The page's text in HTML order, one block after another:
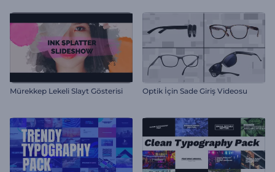
Mürekkep Lekeli Slayt Gösterisi Optik İçin Sade Giriş Videosu